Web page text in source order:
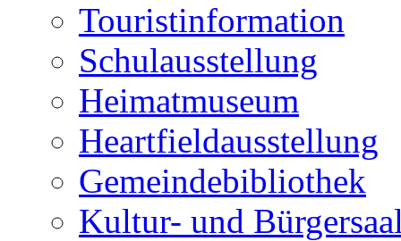
Touristinformation
Schulausstellung
Heimatmuseum
Heartfieldausstellung
Gemeindebibliothek
Kultur- und